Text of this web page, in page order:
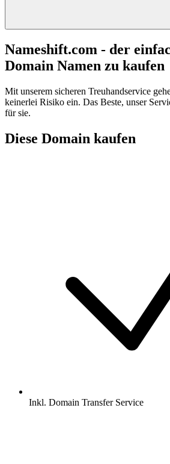
Nameshift.com - der
Domain Namen zu kaufen
Mit unserem sicheren Treuhandservice
keinerlei Risiko ein. Das Beste, unser
für sie.
Diese Domain kaufen
Inkl. Domain Transfer Service